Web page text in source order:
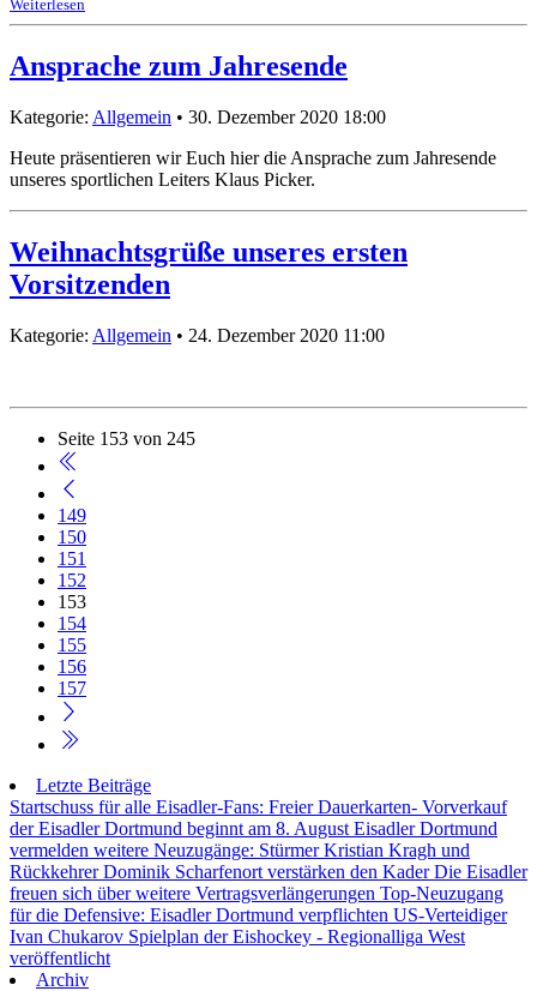
Weiterlesen
Ansprache zum Jahresende
Kategorie: Allgemein • 30. Dezember 2020 18:00
Heute präsentieren wir Euch hier die Ansprache zum Jahresende
unseres sportlichen Leiters Klaus Picker.
Weihnachtsgrüße unseres ersten
Vorsitzenden
Kategorie: Allgemein • 24. Dezember 2020 11:00
Seite 153 von 245
149
150
151
152
153
154
155
156
157
Letzte Beiträge
Startschuss für alle Eisadler-Fans: Freier Dauerkarten- Vorverkauf
der Eisadler Dortmund beginnt am 8. August Eisadler Dortmund
vermelden weitere Neuzugänge: Stürmer Kristian Kragh und
Rückkehrer Dominik Scharfenort verstärken den KaderDie Eisadler
freuen sich über weitere Vertragsverlängerungen Top-Neuzugang
für die Defensive: Eisadler Dortmund verpflichten US-Verteidiger
Ivan Chukarov Spielplan der Eishockey - Regionalliga West
veröffentlicht
Archiv